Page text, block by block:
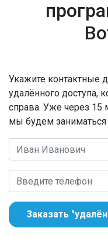
Укажите контактные
удалённого доступа,
справа. Уже через 15
мы будем
Заказать